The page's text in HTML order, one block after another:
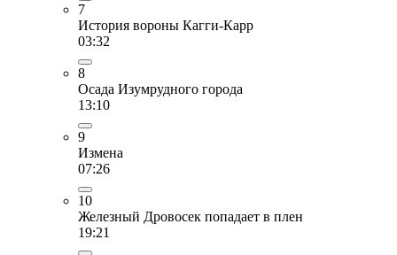
7
История вороны Кагги-Карр
03:32
8
Осада Изумрудного города
13:10
9
Измена
07:26
10
Железный Дровосек попадает в плен
19:21